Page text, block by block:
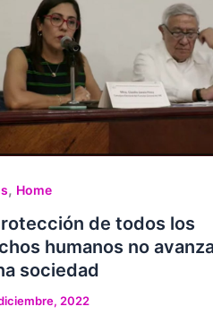
, Home
de todos los
humanos no
sociedad
2022